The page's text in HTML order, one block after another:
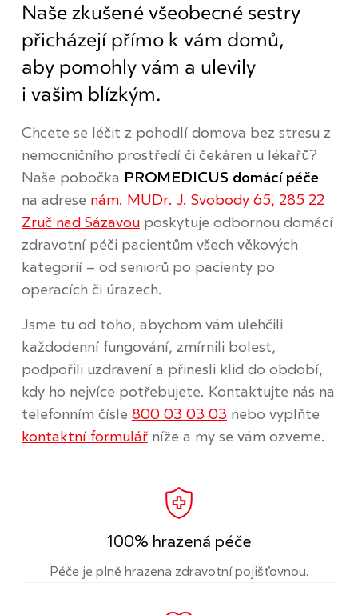
Naše zkušené všeobecné sestry
přicházejí přímo k vám domů,
aby pomohly vám a ulevily
i vašim blízkým.
Chcete se léčit z pohodlí domova bez stresu z
nemocničního prostředí či čekáren u lékařů?
Naše pobočka PROMEDICUS domácí péče
na adrese nám. MUDr. J. Svobody 65, 285 22
Zruč nad Sázavouposkytuje odbornou domácí
zdravotní péči pacientům všech věkových
kategorií – od seniorů po pacienty po
operacích či úrazech.
Jsme tu od toho, abychom vám ulehčili
každodenní fungování, zmírnili bolest,
podpořili uzdravení a přinesli klid do období,
kdy ho nejvíce potřebujete. Kontaktujte nás na
telefonním čísle 800 03 03 03 nebo vyplňte
kontaktní formulářníže a my se vám ozveme.
100% hrazená péče
Péče je plně hrazena zdravotní pojišťovnou.